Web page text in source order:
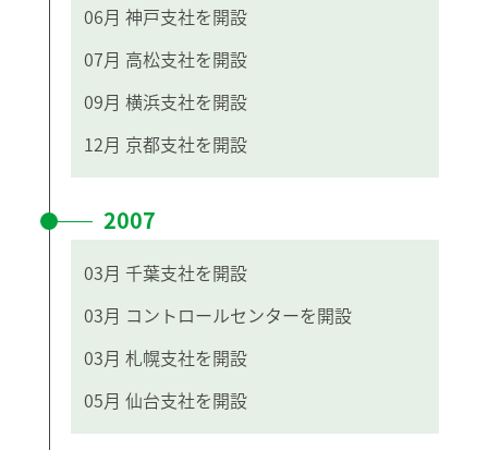
06月 神戸支社を開設
07月 高松支社を開設
09月 横浜支社を開設
12月 京都支社を開設
2007
03月 千葉支社を開設
03月 コントロールセンターを開設
03月 札幌支社を開設
05月 仙台支社を開設